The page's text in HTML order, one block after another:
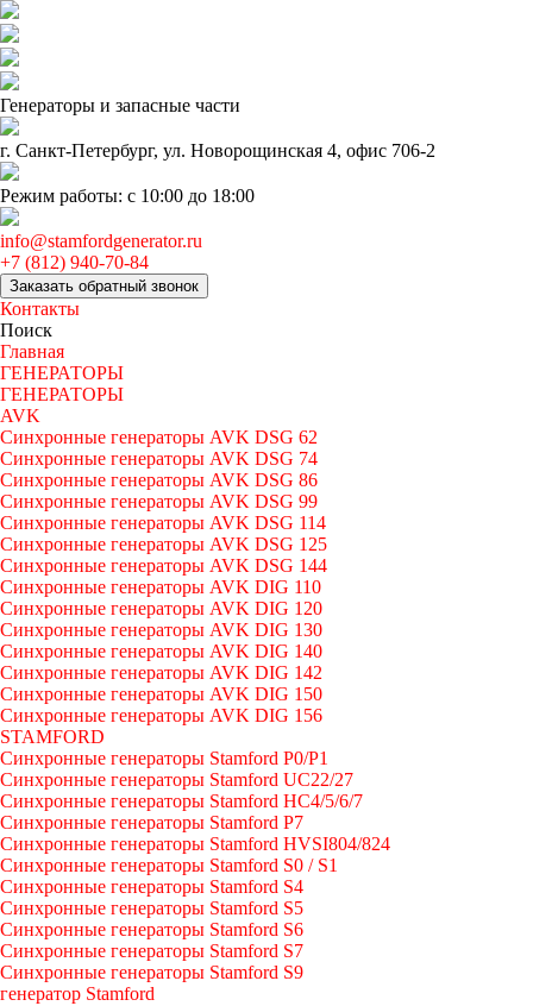
Генераторы и запаcные части
г. Санкт-Петербург, ул. Новорощинская 4, офис 706-2
Режим работы: с 10:00 до 18:00
info@stamfordgenerator.ru
+7 (812) 940-70-84
Заказать обратный звонок
Контакты
Поиск
Главная
ГЕНЕРАТОРЫ
ГЕНЕРАТОРЫ
AVK
Синхронные генераторы AVK DSG 62
Синхронные генераторы AVK DSG 74
Синхронные генераторы AVK DSG 86
Синхронные генераторы AVK DSG 99
Синхронные генераторы AVK DSG 114
Синхронные генераторы AVK DSG 125
Синхронные генераторы AVK DSG 144
Синхронные генераторы AVK DIG 110
Синхронные генераторы AVK DIG 120
Синхронные генераторы AVK DIG 130
Синхронные генераторы AVK DIG 140
Синхронные генераторы AVK DIG 142
Синхронные генераторы AVK DIG 150
Синхронные генераторы AVK DIG 156
STAMFORD
Синхронные генераторы Stamford P0/P1
Синхронные генераторы Stamford UC22/27
Синхронные генераторы Stamford HC4/5/6/7
Синхронные генераторы Stamford P7
Синхронные генераторы Stamford HVSI804/824
Синхронные генераторы Stamford S0 / S1
Синхронные генераторы Stamford S4
Синхронные генераторы Stamford S5
Синхронные генераторы Stamford S6
Синхронные генераторы Stamford S7
Синхронные генераторы Stamford S9
генератор Stamford